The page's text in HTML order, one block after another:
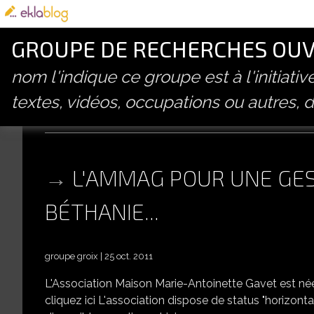
GROUPE DE RECHERCHES
nom l'indique ce groupe est à
textes, vidéos, occupations ou autres,
gestion
L'AMMAG POUR UNE
BÉTHANIE...
groupe groix 25 oct. 2011
L'Association Maison Marie-Antoinette Gavet est
cliquez ici L'association dispose de status